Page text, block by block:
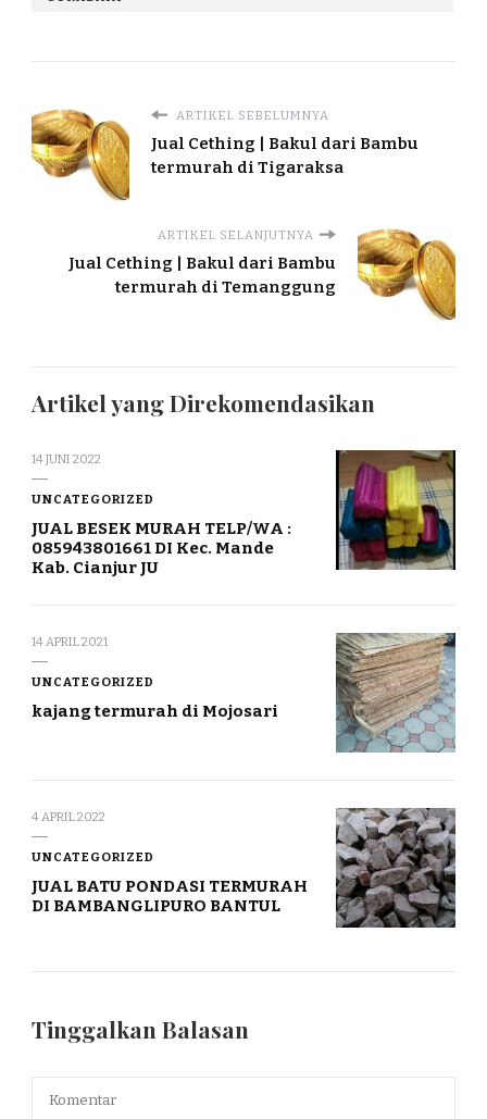
ARTIKEL SEBELUMNYA
Jual Cething | Bakul dari Bambu
termurah di Tigaraksa
ARTIKEL SELANJUTNYA
Jual Cething | Bakul dari Bambu
termurah di Temanggung
Artikel yang Direkomendasikan
14 JUNI 2022
UNCATEGORIZED
JUAL BESEK MURAH TELP/WA :
085943801661 DI Kec. Mande
Kab. Cianjur JU
14 APRIL 2021
UNCATEGORIZED
kajang termurah di Mojosari
4 APRIL 2022
UNCATEGORIZED
JUAL BATU PONDASI TERMURAH
DI BAMBANGLIPURO BANTUL
Tinggalkan Balasan